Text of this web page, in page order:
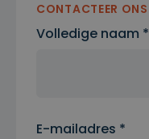
CONTACTEER ONS
Volledige naam *
E-mailadres *